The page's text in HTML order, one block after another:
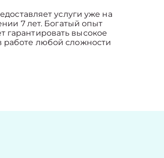
услуги уже на
7 лет. Богатый опыт
гарантировать высокое
работе любой сложности